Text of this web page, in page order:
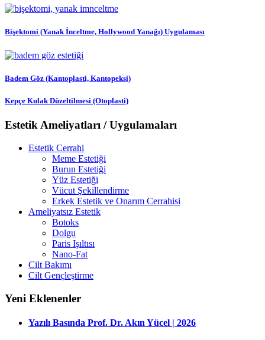
Bişektomi (Yanak İnceltme, Hollywood Yanağı) Uygulaması
Badem Göz (Kantoplasti, Kantopeksi)
Kepçe Kulak Düzeltilmesi (Otoplasti)
Estetik Ameliyatları / Uygulamaları
Estetik Cerrahi
Meme Estetiği
Burun Estetiği
Yüz Estetiği
Vücut Şekillendirme
Erkek Estetik ve Onarım Cerrahisi
Ameliyatsız Estetik
Botoks
Dolgu
Paris Işıltısı
Nano-Fat
Cilt Bakımı
Cilt Gençleştirme
Yeni Eklenenler
Yazılı Basında Prof. Dr. Akın Yücel | 2026